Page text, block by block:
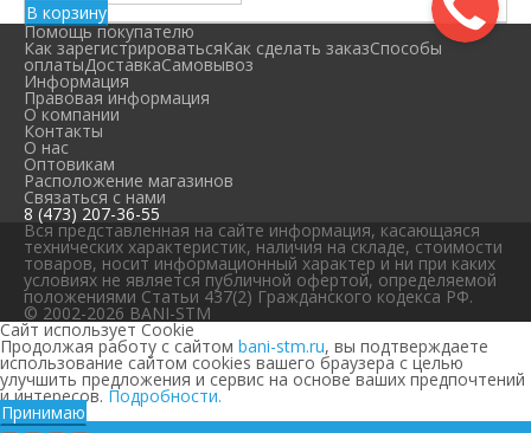
В корзину
Помощь покупателю
Как зарегистрироватьсяКак сделать заказСпособы
оплатыДоставкаСамовывоз
Информация
Правовая информация
О компании
Контакты
О нас
Оптовикам
Расположение магазинов
Связаться с нами
8 (473) 207-36-55
Вся представленная на сайте информация, касающаяся
технических характеристик, наличия на складе, стоимости
товаров, носит информационный характер и ни при каких
условиях не является публичной офертой, определяемой
положениями Статьи 437(2) Гражданского кодекса РФ.
© 2002-2026 BANI-STM
Сайт использует Cookie
Продолжая работу с сайтом bani-stm.ru, вы подтверждаете
использование сайтом cookies вашего браузера с целью
улучшить предложения и сервис на основе ваших предпочтений
и интересов. Подробности.
Принимаю